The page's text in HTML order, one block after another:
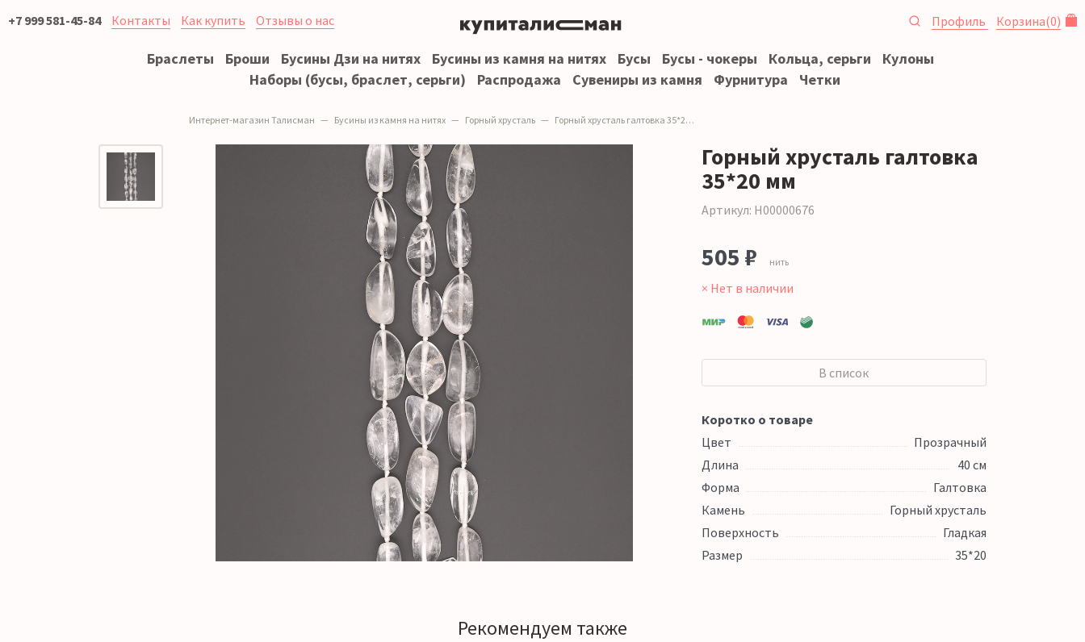
+7 999 581-45-84 Контакты Как купить Отзывы о нас Профиль Корзина(0)
Браслеты Броши Бусины Дзи на нитях Бусины из камня на нитях Бусы Бусы - чокеры Кольца, серьги
Кулоны
Наборы (бусы, браслет, серьги)
Распродажа Сувениры из камня Фурнитура Четки
Интернет-магазин Талисман Бусины из камня на нитях Горный хрусталь Горный хрусталь галтовка 35*20 мм
Горный хрусталь галтовка
35*20 мм
Артикул: Н00000676
505 ₽ нить
× Нет в наличии
В список
Коротко о товаре
Цвет
Прозрачный
Длина
40 см
Форма
Галтовка
Камень
Горный хрусталь
Поверхность
Гладкая
Размер
35*20
Рекомендуем также